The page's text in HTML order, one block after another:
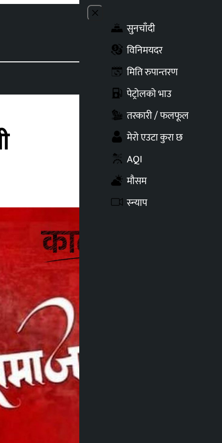
Close menu
सुनचाँदी
विनिमयदर
मिति रुपान्तरण
पेट्रोलको भाउ
तरकारी / फलफूल
मेरो एउटा कुरा छ
AQI
मौसम
स्न्याप